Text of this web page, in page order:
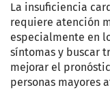
La insuficiencia
requiere atención
especialmente en
síntomas y buscar
mejorar el
personas mayores